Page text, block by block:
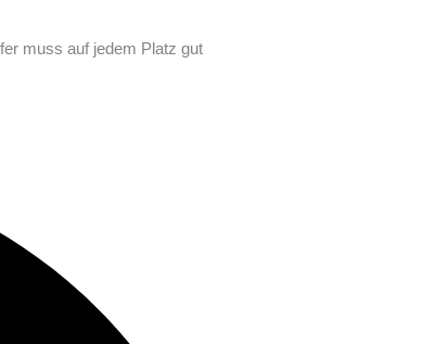
muss auf jedem Platz gut